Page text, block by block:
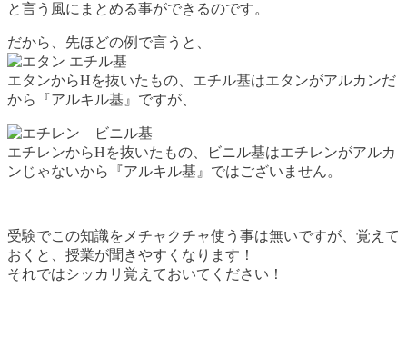
と言う風にまとめる事ができるのです。
だから、先ほどの例で言うと、
エタンからHを抜いたもの、エチル基はエタンがアルカンだ
から『アルキル基』ですが、
エチレンからHを抜いたもの、ビニル基はエチレンがアルカ
ンじゃないから『アルキル基』ではございません。
受験でこの知識をメチャクチャ使う事は無いですが、覚えて
おくと、授業が聞きやすくなります！
それではシッカリ覚えておいてください！